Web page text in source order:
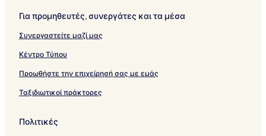
Για προμηθευτές, συνεργάτες και τα μέσα
Συνεργαστείτε μαζί μας
Κέντρο Τύπου
Προωθήστε την επιχείρησή σας με εμάς
Ταξιδιωτικοί πράκτορες
Πολιτικές